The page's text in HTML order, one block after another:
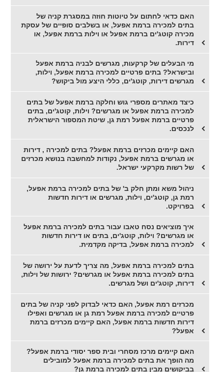
האם כדאי לחתום על טיוטות חוזה במסגרת קניה של
בתים למכירה ברמת אפעל, או בשלבים סופיים של עסקת
מכירה קוטג'ים ברמת אפעל או וילות ברמת אפעל, או
דירות.
מי הבעלים של קרקעות, מגרשים לבניה ברמת אפעל
ובישראל? בתים פרטיים למכירה ברמת אפעל, וילות,
מגרשים דירות, קוטג'ים, כללי היצע מול ביקוש?
כיצד מאתרים מספרי גוש וחלקה ברמת אפעל של בתים
למכירה ברמת אפעל או מגרשים? וילות, קוטג'ים, בתים
פרטיים ברמת אפעל רמת גן, שיטת המספור הישראלית
לנכסים.
האם קיימים מכרזים ברמת אפעל? בתים למכירה , דירות
או מגרשים ברמת אפעל, נקודות למחשבה בנושא מכרזים
של רשות מקרקעי ישראל.
ניהול משא ומתן חלק ב' של בתים למכירה ברמת אפעל,
רמת גן, קוטג'ים, וילות, מגרשים או דירות חדשות
בפרויקט.
איך מוציאים נסח טאבו עבור בתים למכירה ברמת אפעל
או מגרשים? וילות, קוטג'ים, בתים או דירות חדשות
למכירה ברמת אפעל, בדיקה מקדמית.
בתים למכירה ברמת אפעל, מה צריך לדעת על ירושה של
בתים למכירה ברמת אפעל או מגרשים? ירושות של וילות,
דירות, קוטג'ים ושל מגרשים.
מכרזים רמת אפעל, האם כדאי לבדוק לפני קניה של בתים
פרטיים למכירה ברמת אפעל רמת גן או מגרשים ואפילו
דירות חדשות ברמת אפעל, האם קיימים מכרזים ברמת
אפעל?
האם קיימים מרכז מסחרי ובית ספר יסודי ברמת אפעל?
מה הופך את בתים למכירה ברמת אפעל למובילים
בביקושים מבין בתים למכירה ברמת גן?